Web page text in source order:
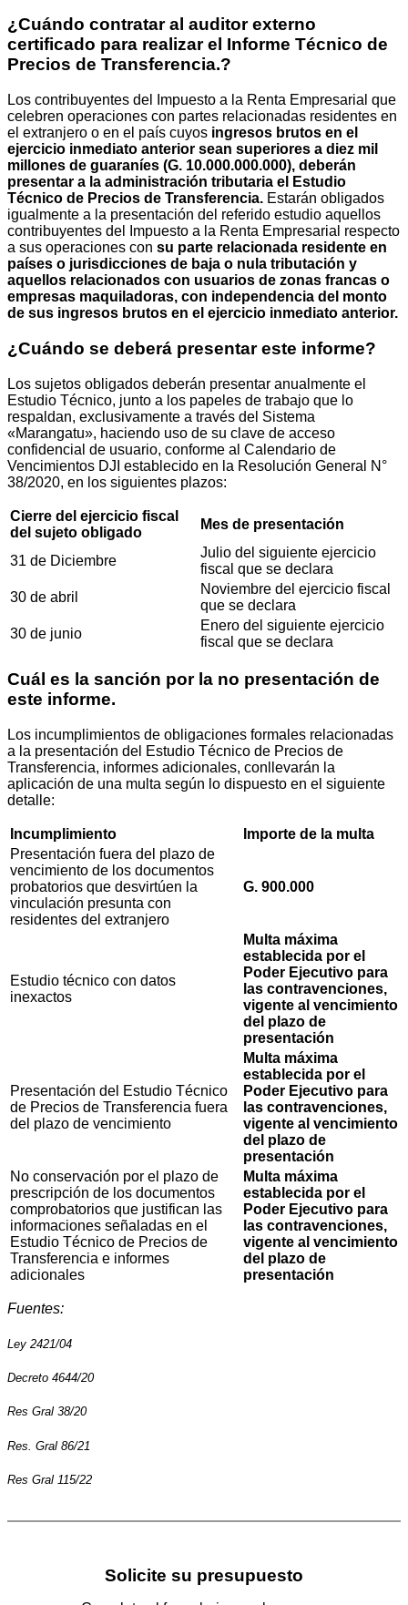
¿Cuándo contratar al auditor externo
certificado para realizar el Informe Técnico de
Precios de Transferencia.?
Los contribuyentes del Impuesto a la Renta Empresarial que
celebren operaciones con partes relacionadas residentes en
el extranjero o en el país cuyos ingresos brutos en el
ejercicio inmediato anterior sean superiores a diez mil
millones de guaraníes (G. 10.000.000.000), deberán
presentar a la administración tributaria el Estudio
Técnico de Precios de Transferencia. Estarán obligados
igualmente a la presentación del referido estudio aquellos
contribuyentes del Impuesto a la Renta Empresarial respecto
a sus operaciones con su parte relacionada residente en
países o jurisdicciones de baja o nula tributación y
aquellos relacionados con usuarios de zonas francas o
empresas maquiladoras, con independencia del monto
de sus ingresos brutos en el ejercicio inmediato anterior.
¿Cuándo se deberá presentar este informe?
Los sujetos obligados deberán presentar anualmente el
Estudio Técnico, junto a los papeles de trabajo que lo
respaldan, exclusivamente a través del Sistema
«Marangatu», haciendo uso de su clave de acceso
confidencial de usuario, conforme al Calendario de
Vencimientos DJI establecido en la Resolución General N°
38/2020, en los siguientes plazos:
Cierre del ejercicio fiscal
del sujeto obligado
Mes de presentación
31 de Diciembre
Julio del siguiente ejercicio
fiscal que se declara
30 de abril
Noviembre del ejercicio fiscal
que se declara
30 de junio
Enero del siguiente ejercicio
fiscal que se declara
Cuál es la sanción por la no presentación de
este informe.
Los incumplimientos de obligaciones formales relacionadas
a la presentación del Estudio Técnico de Precios de
Transferencia, informes adicionales, conllevarán la
aplicación de una multa según lo dispuesto en el siguiente
detalle:
Incumplimiento
Importe de la multa
Presentación fuera del plazo de
vencimiento de los documentos
probatorios que desvirtúen la
vinculación presunta con
residentes del extranjero
G. 900.000
Estudio técnico con datos
inexactos
Multa máxima
establecida por el
Poder Ejecutivo para
las contravenciones,
vigente al vencimiento
del plazo de
presentación
Presentación del Estudio Técnico
de Precios de Transferencia fuera
del plazo de vencimiento
Multa máxima
establecida por el
Poder Ejecutivo para
las contravenciones,
vigente al vencimiento
del plazo de
presentación
No conservación por el plazo de
prescripción de los documentos
comprobatorios que justifican las
informaciones señaladas en el
Estudio Técnico de Precios de
Transferencia e informes
adicionales
Multa máxima
establecida por el
Poder Ejecutivo para
las contravenciones,
vigente al vencimiento
del plazo de
presentación
Fuentes:
Ley 2421/04
Decreto 4644/20
Res Gral 38/20
Res. Gral 86/21
Res Gral 115/22
Solicite su presupuesto